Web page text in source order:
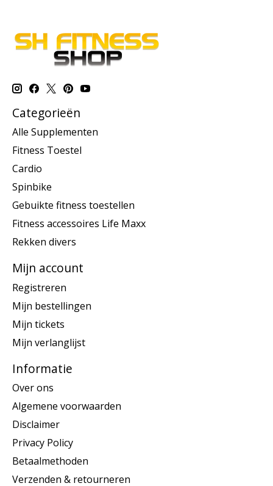
Categorieën
Alle Supplementen
Fitness Toestel
Cardio
Spinbike
Gebuikte fitness toestellen
Fitness accessoires Life Maxx
Rekken divers
Mijn account
Registreren
Mijn bestellingen
Mijn tickets
Mijn verlanglijst
Informatie
Over ons
Algemene voorwaarden
Disclaimer
Privacy Policy
Betaalmethoden
Verzenden & retourneren